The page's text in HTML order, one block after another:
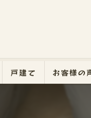
戸建て お客様の